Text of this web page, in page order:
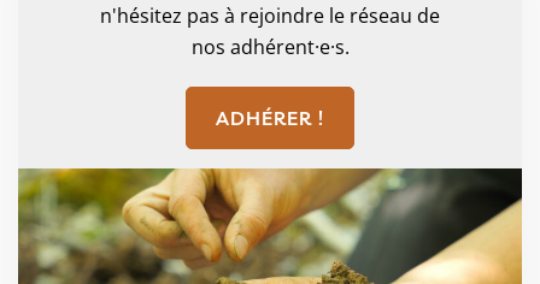
n'hésitez pas à rejoindre le réseau de
nos adhérent·e·s.
ADHÉRER !